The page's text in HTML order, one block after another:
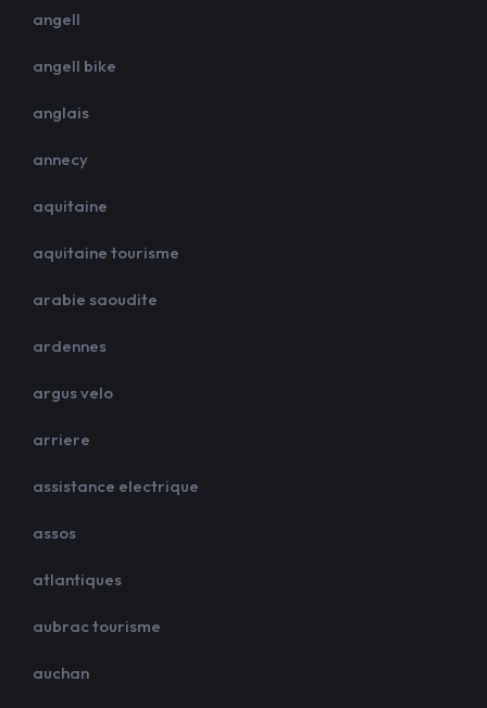
angell
angell bike
anglais
annecy
aquitaine
aquitaine tourisme
arabie saoudite
ardennes
argus velo
arriere
assistance electrique
assos
atlantiques
aubrac tourisme
auchan